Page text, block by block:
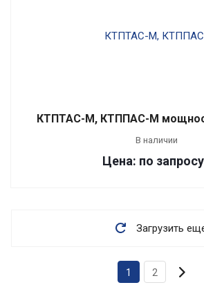
КТПТАС-М, КТППАС-М
В наличии
Цена: по запросу
Загрузить
1 2